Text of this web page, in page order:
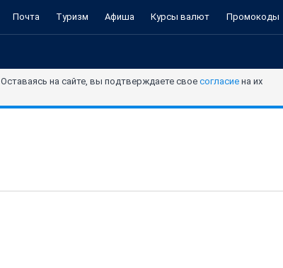
Почта Туризм Афиша Курсы валют Промокоды
на сайте, вы подтверждаете своесогласие на их